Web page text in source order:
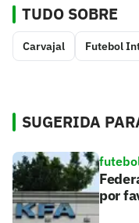
TUDO SOBRE
Carvajal Futebol
SUGERIDA
por